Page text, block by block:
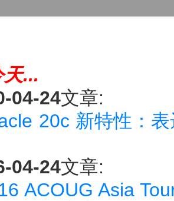
...
04-24文章:
20c 新特性：
04-24文章:
ACOUG Asia